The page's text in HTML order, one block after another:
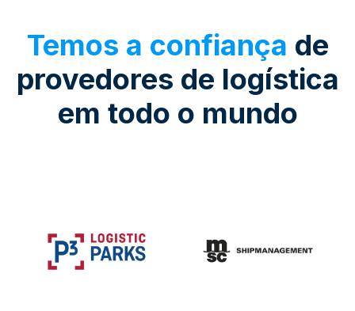
Temos a confiança de
provedores de logística
em todo o mundo